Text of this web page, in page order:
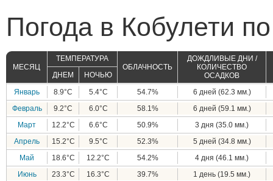
Погода в Кобулети
МЕСЯЦ
ТЕМПЕРАТУРА
ОБЛАЧНОСТЬ
ДОЖДЛИВЫЕ ДНИ /
КОЛИЧЕСТВО
ОСАДКОВ
ДНЕМ
НОЧЬЮ
Январь
8.9°C 5.4°C 54.7%
6 дней (62.3 мм.)
Февраль
9.2°C 6.0°C 58.1%
6 дней (59.1 мм.)
Март
12.2°C 6.6°C 50.9%
3 дня (35.0 мм.)
Апрель
15.2°C 9.5°C 52.3%
5 дней (34.8 мм.)
Май
18.6°C 12.2°C 54.2%
4 дня (46.1 мм.)
Июнь
23.3°C 16.3°C 39.7%
1 день (19.5 мм.)